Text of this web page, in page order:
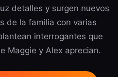
detalles y surgen nuevos
de la familia con varias
interrogantes que
Maggie y Alex aprecian.